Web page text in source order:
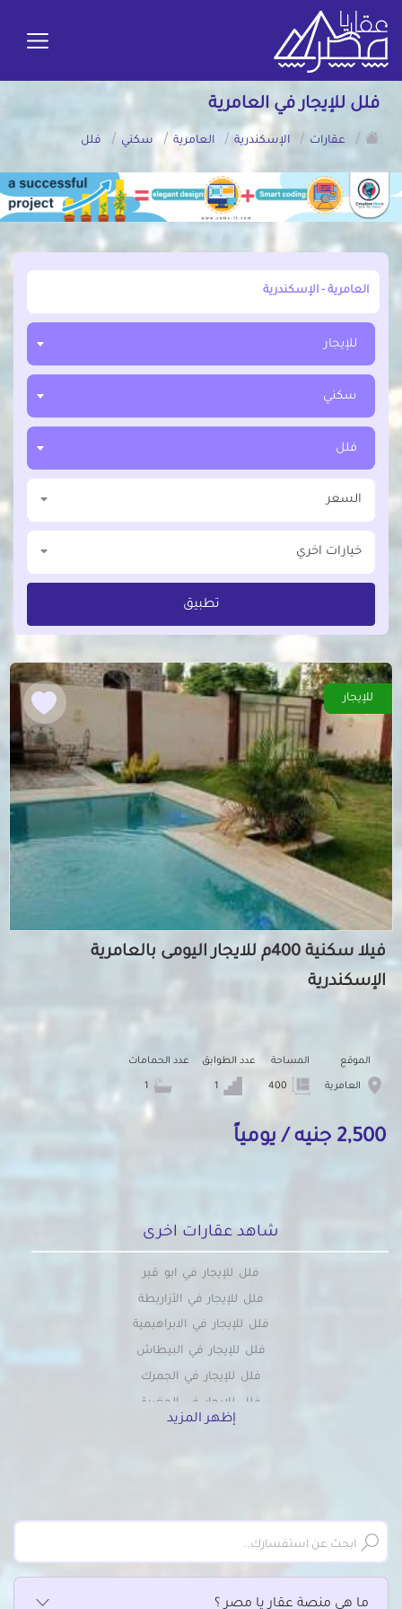
فلل للإيجار في العامرية
/
عقارات / الإسكندرية / العامرية/ سكني / فلل
أبحث عن مدينة, محافظة, حي
للإيجار
سكني
فلل
السعر
خيارات اخري
تطبيق
للإيجار
فيلا سكنية 400م للايجار اليومى بالعامرية
الإسكندرية
الموقع
العامرية
المساحة عدد الطوابق عدد الحمامات
2,500 جنيه / يومياً
شاهد عقارات اخرى
فلل للإيجار في ابو قير
فلل للإيجار في الأزاريطة
فلل للإيجار في الابراهيمية
فلل للإيجار في البيطاش
فلل للإيجار في الجمرك
فلل للإيجار في الحضرة
فلل للإيجار في الدخيلة
إظهر المزيد
ما هي منصة عقار يا مصر ؟